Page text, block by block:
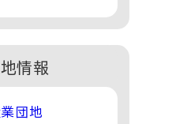
情報
団地